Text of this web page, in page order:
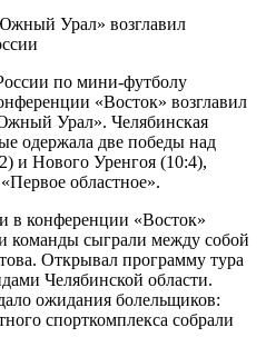
по мини-футболу
«Восток» возглавил
Урал». Челябинская
одержала две победы над
и Нового Уренгоя (10:4),
областное».
в конференции «Восток»
команды сыграли между собой
Открывал программу тура
Челябинской области.
ожидания болельщиков:
спорткомплекса собрали